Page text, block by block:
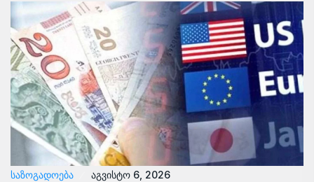
ᲡᲐᲖᲝᲒᲐᲓᲝᲔᲑᲐ აგვისტო 6, 2026